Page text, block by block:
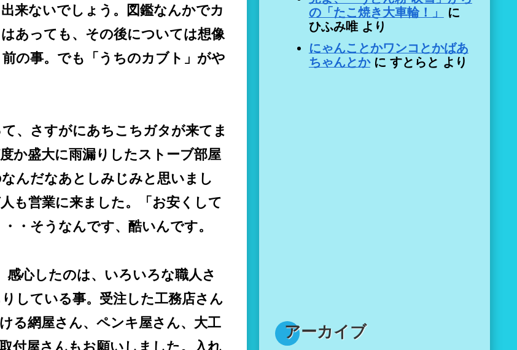
来ないでしょう。図鑑なんかでカ
あっても、その後については想像
の事。でも「うちのカブト」がや
、さすがにあちこちガタが来てま
か盛大に雨漏りしたストーブ部屋
んだなあとしみじみと思いまし
も営業に来ました。「お安くして
・そうなんです、酷いんです。
心したのは、いろいろな職人さ
している事。受注した工務店さん
る網屋さん、ペンキ屋さん、大工
付屋さんもお願いしました。入れ
の「たこ焼き大車輪！」
に
ひふみ唯より
にゃんことかワンコとかばあ
ちゃんとかに すとらと より
アーカイブ